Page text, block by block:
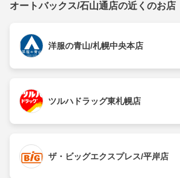
オートバックス/石山通店の近くのお店
洋服の青山/札幌中央本店
ツルハドラッグ東札幌店
ザ・ビッグエクスプレス/平岸店